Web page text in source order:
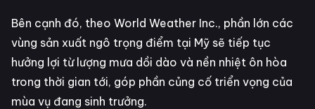
Bên cạnh đó, theo World Weather Inc., phần lớn các
vùng sản xuất ngô trọng điểm tại Mỹ sẽ tiếp tục
hưởng lợi từ lượng mưa dồi dào và nền nhiệt ôn hòa
trong thời gian tới, góp phần củng cố triển vọng của
mùa vụ đang sinh trưởng.